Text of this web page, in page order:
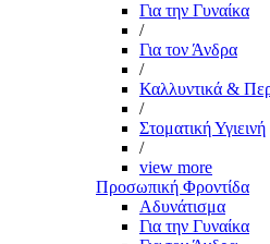
Για την Γυναίκα
/
Για τον Άνδρα
/
Καλλυντικά &
/
Στοματική Υγιεινή
/
view more
Προσωπική Φροντίδα
Αδυνάτισμα
Για την Γυναίκα